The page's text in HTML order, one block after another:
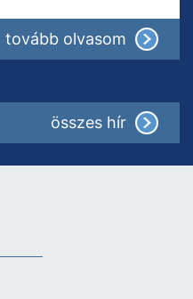
tovább olvasom :
összes hír